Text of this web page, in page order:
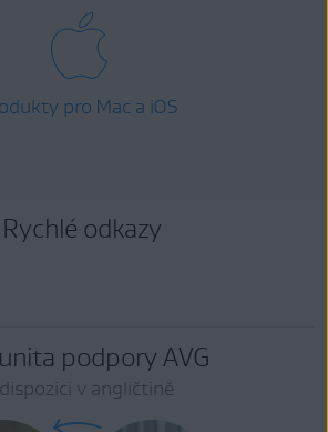
pro Mac a iOS
Rychlé odkazy
podpory AVG
v angličtině